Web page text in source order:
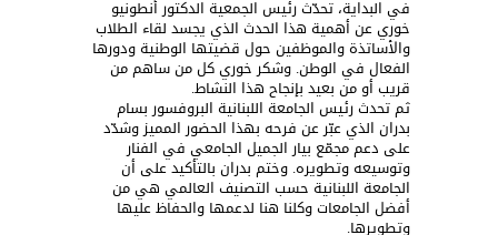
في البداية، تحدّث رئيس الجمعية الدكتور أنطونيو
خوري عن أهمية هذا الحدث الذي يجسد لقاء الطلاب
والأساتذة والموظفين حول قضيتها الوطنية ودورها
الفعال في الوطن. وشكر خوري كل من ساهم من
قريب أو من بعيد بإنجاح هذا النشاط.
ثم تحدث رئيس الجامعة اللبنانية البروفسور بسام
بدران الذي عبّر عن فرحه بهذا الحضور المميز وشدّد
على دعم مجمّع بيار الجميل الجامعي في الفنار
وتوسيعه وتطويره. وختم بدران بالتأكيد على أن
الجامعة اللبنانية حسب التصنيف العالمي هي من
أفضل الجامعات وكلنا هنا لدعمها والحفاظ عليها
وتطويرها.